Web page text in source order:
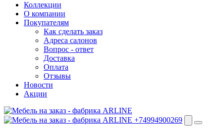
Коллекции
О компании
Покупателям
Как сделать заказ
Адреса салонов
Вопрос - ответ
Доставка
Оплата
Отзывы
Новости
Акции
+74994900269